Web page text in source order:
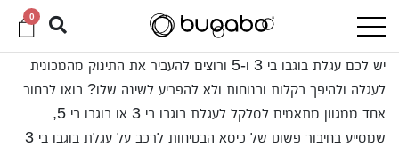
0
יש לכם עגלת בוגבו בי 3 ו-5 ורוצים להעביר את התינוק מהמכונית
לעגלה ולהיפך בקלות ובנוחות ולא להפריע לשינה שלו? בואו לבחור
אחד ממגוון מתאמים לסלקל לעגלת בוגבו בי 3 או בוגבו בי 5,
שמסייע בחיבור פשוט של כיסא הבטיחות לרכב על עגלת בוגבו בי 3